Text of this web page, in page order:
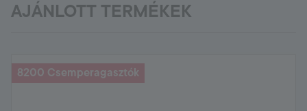
AJÁNLOTT TERMÉKEK
8200 Csemperagasztók